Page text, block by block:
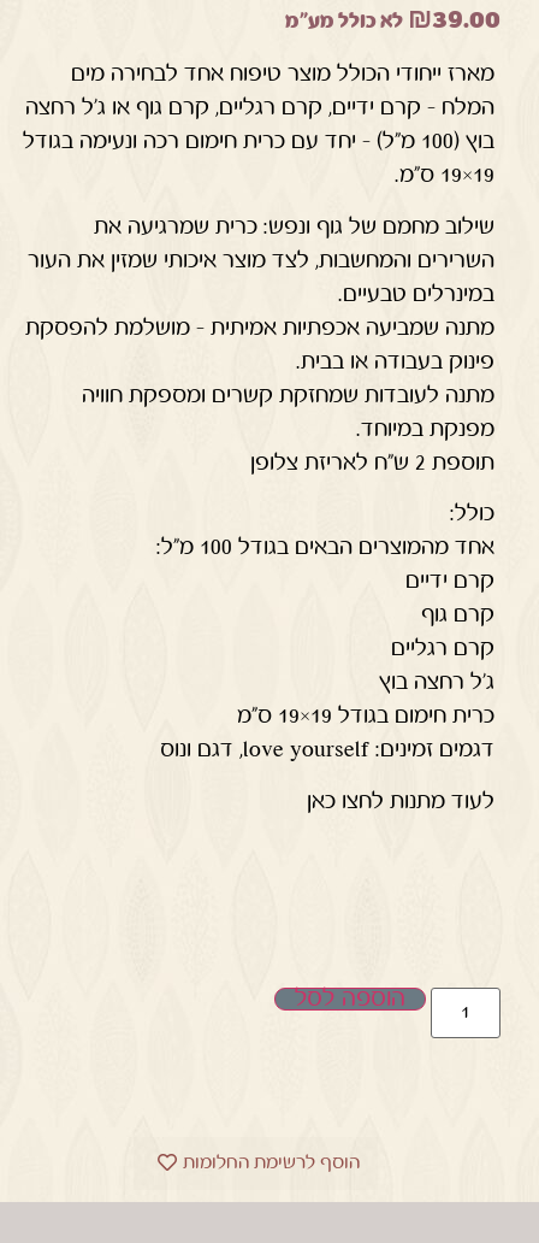
₪39.00 לא כולל מע"מ
מארז ייחודי הכולל מוצר טיפוח אחד לבחירה מים
המלח – קרם ידיים, קרם רגליים, קרם גוף או ג'ל רחצה
בוץ (100 מ"ל) – יחד עם כרית חימום רכה ונעימה בגודל
19×19 ס"מ.
שילוב מחמם של גוף ונפש: כרית שמרגיעה את
השרירים והמחשבות, לצד מוצר איכותי שמזין את העור
במינרלים טבעיים.
מתנה שמביעה אכפתיות אמיתית – מושלמת להפסקת
פינוק בעבודה או בבית.
מתנה לעובדות שמחזקת קשרים ומספקת חוויה
מפנקת במיוחד.
תוספת 2 ש"ח לאריזת צלופן
כולל:
אחד מהמוצרים הבאים בגודל 100 מ"ל:
קרם ידיים
קרם גוף
קרם רגליים
ג'ל רחצה בוץ
כרית חימום בגודל 19×19 ס"מ
דגמים זמינים: love yourself, דגם ונוס
לעוד מתנות לחצו כאן
הוספה לסל
הוסף לרשימת החלומות